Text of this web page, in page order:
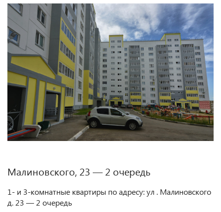
Малиновского, 23 — 2 очередь
1- и 3-комнатные квартиры по адресу: ул . Малиновского
д. 23 — 2 очередь